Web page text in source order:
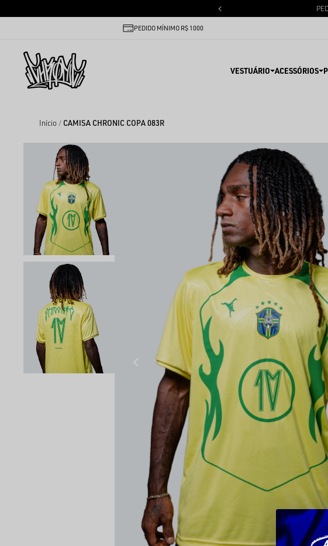
PEDIDO MÍNIMO R$ 1000
VESTUÁRIO ACESSÓRIOS
Início CAMISA CHRONIC COPA 083R